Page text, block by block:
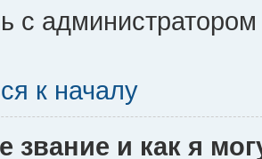
с
к началу
звание и как я